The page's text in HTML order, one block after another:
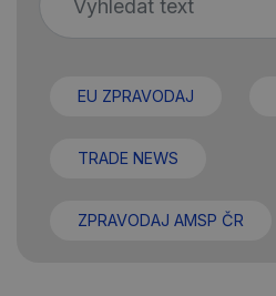
EU ZPRAVODAJ
TRADE NEWS
ZPRAVODAJ AMSP ČR